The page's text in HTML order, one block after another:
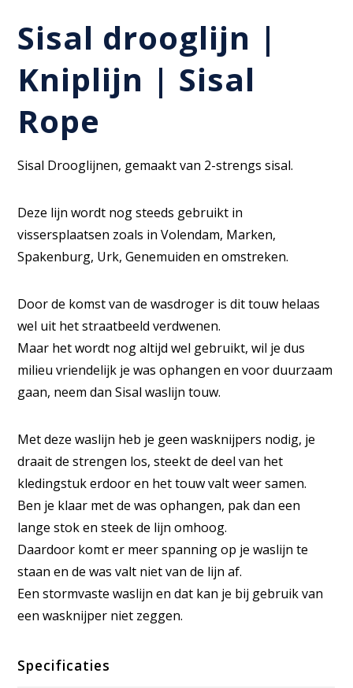
Sisal drooglijn |
Kniplijn | Sisal
Rope
Sisal Drooglijnen, gemaakt van 2-strengs sisal.
Deze lijn wordt nog steeds gebruikt in
vissersplaatsen zoals in Volendam, Marken,
Spakenburg, Urk, Genemuiden en omstreken.
Door de komst van de wasdroger is dit touw helaas
wel uit het straatbeeld verdwenen.
Maar het wordt nog altijd wel gebruikt, wil je dus
milieu vriendelijk je was ophangen en voor duurzaam
gaan, neem dan Sisal waslijn touw.
Met deze waslijn heb je geen wasknijpers nodig, je
draait de strengen los, steekt de deel van het
kledingstuk erdoor en het touw valt weer samen.
Ben je klaar met de was ophangen, pak dan een
lange stok en steek de lijn omhoog.
Daardoor komt er meer spanning op je waslijn te
staan en de was valt niet van de lijn af.
Een stormvaste waslijn en dat kan je bij gebruik van
een wasknijper niet zeggen.
Specificaties